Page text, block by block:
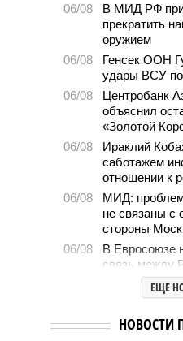
06/08
В МИД РФ
прекратить
оружием
06/08
Генсек ООН
удары ВСУ
06/08
Центробанк
объяснил
«Золотой
06/08
Ираклий
саботажем
отношении к
06/08
МИД:
не связаны с
стороны
06/08
В Евросоюзе
связь между
Ямпольская
ведущие
ЕЩЕ
НОВОСТИ